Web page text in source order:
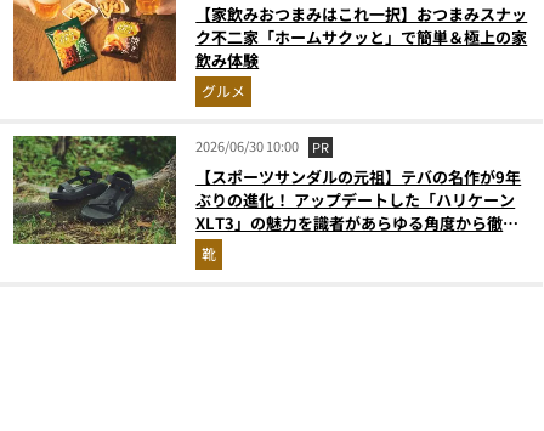
【家飲みおつまみはこれ一択】おつまみスナッ
ク不二家「ホームサクッと」で簡単＆極上の家
飲み体験
グルメ
2026/06/30 10:00 PR
【スポーツサンダルの元祖】テバの名作が9年
ぶりの進化！ アップデートした「ハリケーン
XLT3」の魅力を識者があらゆる角度から徹底
解説！
靴